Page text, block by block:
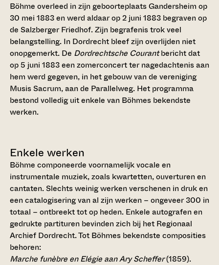
Böhme overleed in zijn geboorteplaats Gandersheim op
30 mei 1883 en werd aldaar op 2 juni 1883 begraven op
de Salzberger Friedhof. Zijn begrafenis trok veel
belangstelling. In Dordrecht bleef zijn overlijden niet
onopgemerkt. De Dordrechtsche Courantbericht dat
op 5 juni 1883 een zomerconcert ter nagedachtenis aan
hem werd gegeven, in het gebouw van de vereniging
Musis Sacrum, aan de Parallelweg. Het programma
bestond volledig uit enkele van Böhmes bekendste
werken.
Enkele werken
Böhme componeerde voornamelijk vocale en
instrumentale muziek, zoals kwartetten, ouverturen en
cantaten. Slechts weinig werken verschenen in druk en
een catalogisering van al zijn werken – ongeveer 300 in
totaal – ontbreekt tot op heden. Enkele autografen en
gedrukte partituren bevinden zich bij het Regionaal
Archief Dordrecht. Tot Böhmes bekendste composities
behoren:
Marche funèbre en Elégie aan Ary Scheffer(1859).